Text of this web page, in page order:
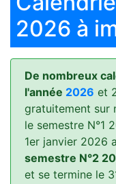
2026 à
De nombreux
l'année 2026 et
gratuitement sur
le semestre N°1
1er janvier 2026
semestre N°2
et se termine le